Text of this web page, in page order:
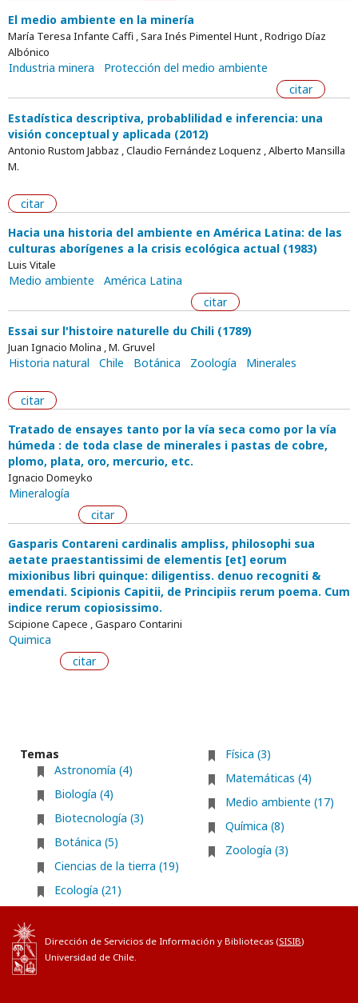
El medio ambiente en la minería
María Teresa Infante Caffi , Sara Inés Pimentel Hunt , Rodrigo Díaz
Albónico
Industria minera
Protección del medio ambiente
citar
Estadística descriptiva, probablilidad e inferencia: una
visión conceptual y aplicada (2012)
Antonio Rustom Jabbaz , Claudio Fernández Loquenz , Alberto Mansilla
M.
citar
Hacia una historia del ambiente en América Latina: de las
culturas aborígenes a la crisis ecológica actual (1983)
Luis Vitale
Medio ambiente
América Latina
citar
Essai sur l'histoire naturelle du Chili (1789)
Juan Ignacio Molina , M. Gruvel
Historia natural Chile Botánica Zoología Minerales
citar
Tratado de ensayes tanto por la vía seca como por la vía
húmeda : de toda clase de minerales i pastas de cobre,
plomo, plata, oro, mercurio, etc.
Ignacio Domeyko
Mineralogía
citar
Gasparis Contareni cardinalis ampliss, philosophi sua
aetate praestantissimi de elementis [et] eorum
mixionibus libri quinque: diligentiss. denuo recogniti &
emendati. Scipionis Capitii, de Principiis rerum poema. Cum
indice rerum copiosissimo.
Scipione Capece , Gasparo Contarini
Quimica
citar
Temas
Astronomía (4)
Biología (4)
Biotecnología (3)
Botánica (5)
Ciencias de la tierra (19)
Ecología (21)
Física (3)
Matemáticas (4)
Medio ambiente (17)
Química (8)
Zoología (3)
Dirección de Servicios de Información y Bibliotecas (SISIB)
Universidad de Chile.